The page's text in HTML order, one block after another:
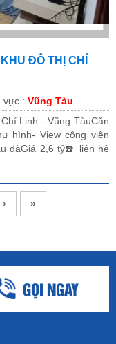
ĐÔ THỊ CHÍ
vực : Vũng Tàu
Linh - Vũng TàuCăn
hình- View công viên
dàGiá 2,6 tỷ☎️ liên hệ
› »
GỌI NGAY